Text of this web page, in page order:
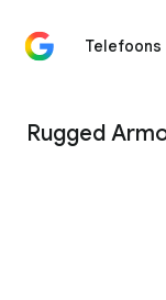
Telefoons
Rugged Armor-
Rugged